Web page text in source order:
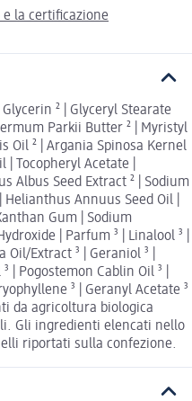
la certificazione
² | Glyceryl Stearate
Parkii Butter ² | Myristyl
Oil ² | Argania Spinosa Kernel
Tocopheryl Acetate |
Albus Seed Extract ² | Sodium
Annuus Seed Oil |
Gum | Sodium
| Parfum ³ | Linalool ³ |
Extract ³ | Geraniol ³ |
| Pogostemon Cablin Oil ³ |
³ | Geranyl Acetate ³
da agricoltura biologica
Gli ingredienti elencati nello
riportati sulla confezione.